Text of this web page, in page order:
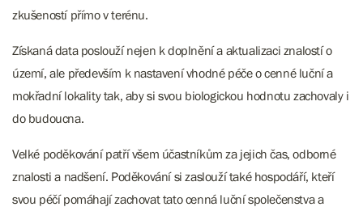
zkušeností přímo v terénu.
Získaná data poslouží nejen k doplnění a aktualizaci znalostí o
území, ale především k nastavení vhodné péče o cenné luční a
mokřadní lokality tak, aby si svou biologickou hodnotu zachovaly i
do budoucna.
Velké poděkování patří všem účastníkům za jejich čas, odborné
znalosti a nadšení. Poděkování si zaslouží také hospodáří, kteří
svou péčí pomáhají zachovat tato cenná luční společenstva a